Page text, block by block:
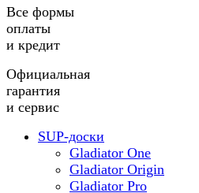
Все формы
оплаты
и кредит
Официальная
гарантия
и сервис
SUP-доски
Gladiator One
Gladiator Origin
Gladiator Pro